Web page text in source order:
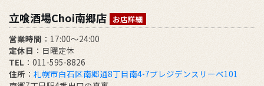
立喰酒場Choi南郷店 お店詳細
営業時間 ：17:00～24:00
定休日 ：日曜定休
TEL ：011-595-8826
住所 ： 札幌市白石区南郷通8丁目南4-7プレジデンスリーベ101